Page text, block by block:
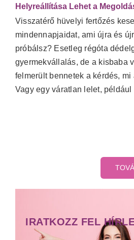
Helyreállítása Lehet a
Visszatérő hüvelyi fertőzés
mindennapjaidat, ami újra és
próbálsz? Esetleg régóta
gyermekvállalás, de a kisbaba
felmerült bennetek a kérdés,
Vagy egy váratlan lelet, például
IRATKOZZ FEL